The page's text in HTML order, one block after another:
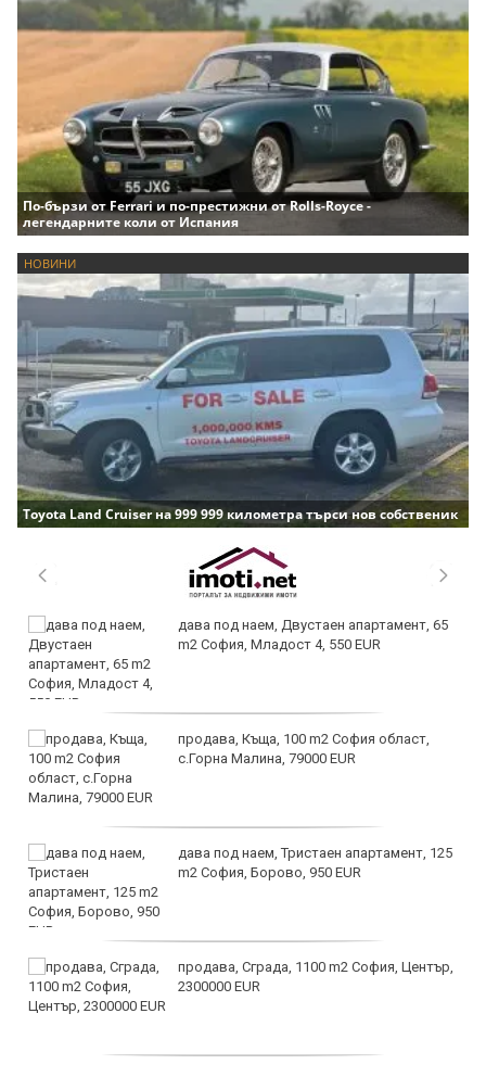
По-бързи от Ferrari и по-престижни от Rolls-Royce -
легендарните коли от Испания
НОВИНИ
Toyota Land Cruiser на 999 999 километра търси нов собственик
дава под наем, Двустаен апартамент, 65
m2 София, Младост 4, 550 EUR
продава, Къща, 100 m2 София област,
с.Горна Малина, 79000 EUR
дава под наем, Тристаен апартамент, 125
m2 София, Борово, 950 EUR
продава, Сграда, 1100 m2 София, Център,
2300000 EUR